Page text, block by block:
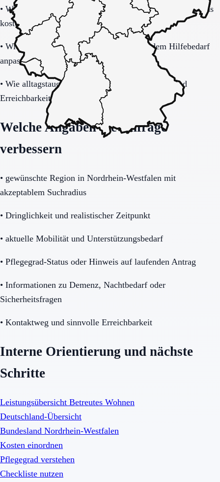
• Welche Leistungen sind im Grundpaket enthalten und was
kostet zusätzlich?
• Wie gut lässt sich das Modell bei steigendem Hilfebedarf
anpassen?
• Wie alltagstauglich sind Barrierearmut, Notruf und
Erreichbarkeit wirklich?
Welche Angaben die Anfrage
verbessern
• gewünschte Region in Nordrhein-Westfalen mit
akzeptablem Suchradius
• Dringlichkeit und realistischer Zeitpunkt
• aktuelle Mobilität und Unterstützungsbedarf
• Pflegegrad-Status oder Hinweis auf laufenden Antrag
• Informationen zu Demenz, Nachtbedarf oder
Sicherheitsfragen
• Kontaktweg und sinnvolle Erreichbarkeit
Interne Orientierung und nächste
Schritte
Leistungsübersicht Betreutes Wohnen
Deutschland-Übersicht
Bundesland Nordrhein-Westfalen
Kosten einordnen
Pflegegrad verstehen
Checkliste nutzen